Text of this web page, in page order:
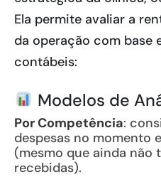
Ela permite avaliar a
da operação com base
contábeis:
Modelos de
Por Competência:
despesas no momento
(mesmo que ainda não
recebidas).